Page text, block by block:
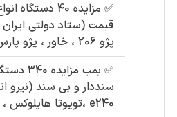
✅
مزایده 40
قیمت (ستاد دولتی
پژو 206 ، خاور ، پژو پارس ، موتور سیکلت و
✅
بمب
سنددار و بی سند (نیرو
e240 ،تویوتا هایلوکس ، ایسوزو ، رونیز و..